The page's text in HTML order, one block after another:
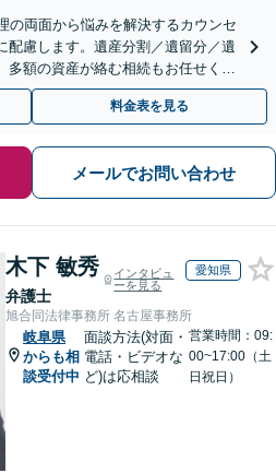
の両面から悩みを解決するカウンセ
配慮します。遺産分割／遺留分／遺
多額の資産が絡む相続もお任せくだ
【駐車場完備】
料金表を見る
メールでお問い合わせ
木下 敏秀
弁護士
インタビュ
ーを見る
愛知県
旭合同法律事務所 名古屋事務所
岐阜県
からも相
談受付中
面談方法(対面・
電話・ビデオな
ど)は応相談
営業時間：09:
00~17:00（土
日祝日）